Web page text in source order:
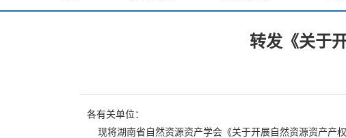
转发《关于
各有关单位：
现将湖南省自然资源资产学会《关于开展自然资源资产产